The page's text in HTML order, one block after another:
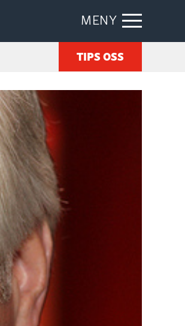
MENY
TIPS OSS